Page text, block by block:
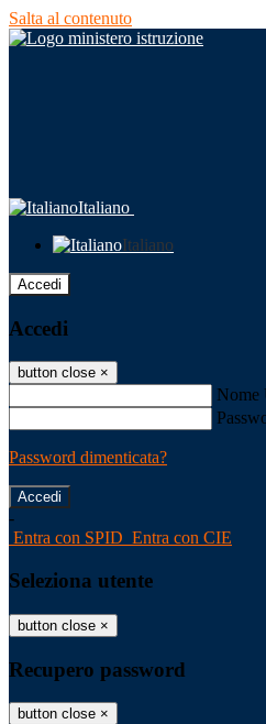
Salta al contenuto
Italiano
Italiano
Accedi
Accedi
button close ×
Nome
Password dimenticata?
-
Entra con SPID Entra con CIE
Seleziona utente
button close ×
Recupero password
button close ×